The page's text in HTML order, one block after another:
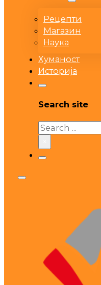
Рецепти
Магазин
Наука
Хуманост
Историја
Search site
Search